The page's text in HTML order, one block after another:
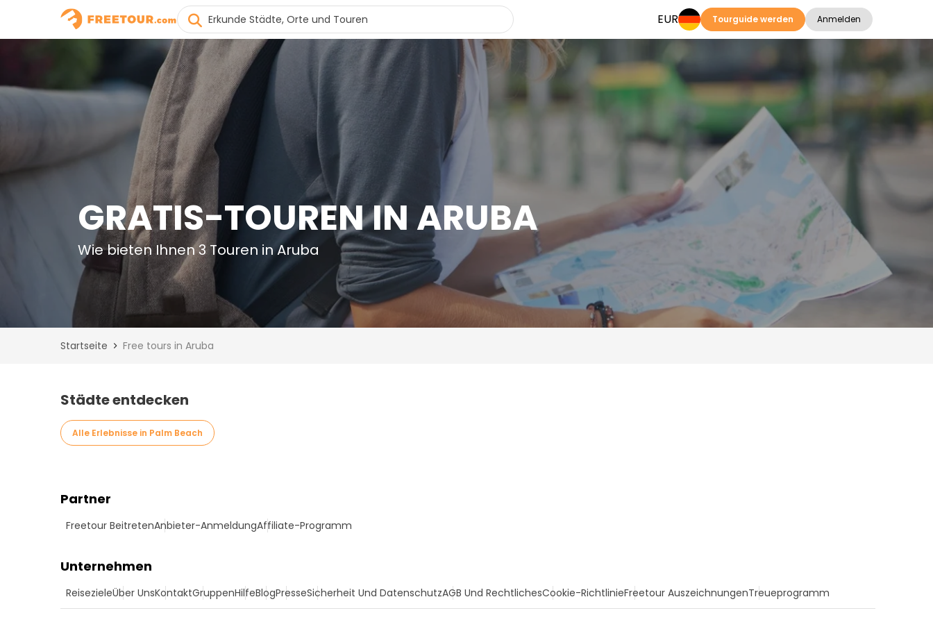
EUR Tourguide werden Anmelden
GRATIS-TOUREN IN ARUBA
Wie bieten Ihnen 3 Touren in Aruba
Startseite Free tours in Aruba
Städte entdecken
Alle Erlebnisse in Palm Beach
Partner
Freetour BeitretenAnbieter-AnmeldungAffiliate-Programm
Unternehmen
ReisezieleÜber UnsKontaktGruppenHilfeBlogPresseSicherheit Und DatenschutzAGB Und RechtlichesCookie-RichtlinieFreetour AuszeichnungenTreueprogramm